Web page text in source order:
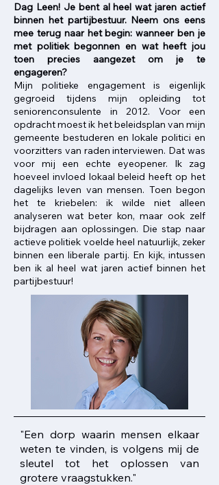
​Dag Leen! Je bent al heel wat jaren actief
binnen het partijbestuur. Neem ons eens
mee terug naar het begin: wanneer ben je
met politiek begonnen en wat heeft jou
toen precies aangezet om je te
engageren?
Mijn politieke engagement is eigenlijk
gegroeid tijdens mijn opleiding tot
seniorenconsulente in 2012. Voor een
opdracht moest ik het beleidsplan van mijn
gemeente bestuderen en lokale politici en
voorzitters van raden interviewen. Dat was
voor mij een echte eyeopener. Ik zag
hoeveel invloed lokaal beleid heeft op het
dagelijks leven van mensen. Toen begon
het te kriebelen: ik wilde niet alleen
analyseren wat beter kon, maar ook zelf
bijdragen aan oplossingen. Die stap naar
actieve politiek voelde heel natuurlijk, zeker
binnen een liberale partij. En kijk, intussen
ben ik al heel wat jaren actief binnen het
partijbestuur!
"Een dorp waarin mensen elkaar
weten te vinden, is volgens mij de
sleutel tot het oplossen van
grotere vraagstukken."